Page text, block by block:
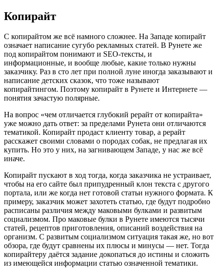
Копирайт
С копирайтом же всё намного сложнее. На Западе копирайт
означает написание сугубо рекламных статей. В Рунете же
под копирайтом понимают и SEO-тексты, и
информационные, и вообще любые, какие только нужны
заказчику. Раз в сто лет при полной луне иногда заказывают и
написание детских сказок, что тоже называют
копирайтингом. Поэтому копирайт в Рунете и Интернете —
понятия зачастую полярные.
На вопрос «чем отличается глубокий рерайт от копирайта»
уже можно дать ответ: за пределами Рунета они отличаются
тематикой. Копирайт продаст клиенту товар, а рерайт
расскажет своими словами о породах собак, не предлагая их
купить. Но это у них, на загнивающем Западе, у нас же всё
иначе.
Копирайт пускают в ход тогда, когда заказчика не устраивает,
чтобы на его сайте был припудренный клон текста с другого
портала, или же когда нет готовой статьи нужного формата. К
примеру, заказчик может захотеть статью, где будут подробно
расписаны различия между маковыми булками и развитым
социализмом. Про маковые булки в Рунете имеются тысячи
статей, рецептов приготовления, описаний воздействия на
организм. С развитым социализмом ситуация такая же, но вот
обзора, где будут сравнены их плюсы и минусы — нет. Тогда
копирайтеру даётся задание докопаться до истины и сложить
из имеющейся информации статью означенной тематики.